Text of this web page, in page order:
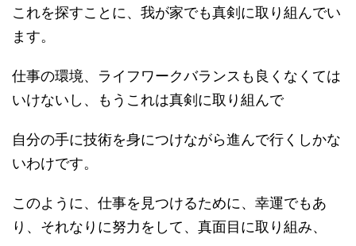
これを探すことに、我が家でも真剣に取り組んでい
ます。
仕事の環境、ライフワークバランスも良くなくては
いけないし、もうこれは真剣に取り組んで
自分の手に技術を身につけながら進んで行くしかな
いわけです。
このように、仕事を見つけるために、幸運でもあ
り、それなりに努力をして、真面目に取り組み、